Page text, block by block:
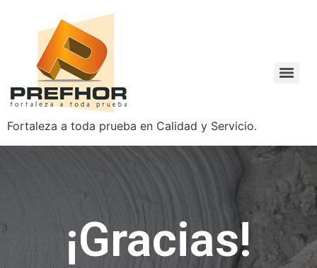
Fortaleza a toda prueba en Calidad y Servicio.
¡Gracias!